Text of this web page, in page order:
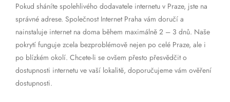
Pokud sháníte spolehlivého dodavatele internetu v Praze, jste na
správné adrese. Společnost Internet Praha vám doručí a
nainstaluje internet na doma během maximálně 2 – 3 dnů. Naše
pokrytí funguje zcela bezproblémově nejen po celé Praze, ale i
po blízkém okolí. Chcete-li se ovšem přesto přesvědčit o
dostupnosti internetu ve vaší lokalitě, doporučujeme vám ověření
dostupnosti.